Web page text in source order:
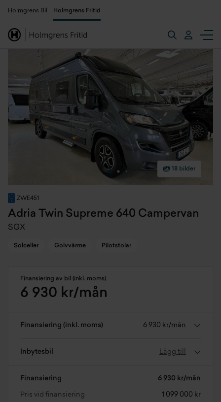
Holmgrens Bil Holmgrens Fritid
18 bilder
ZWE451
Adria Twin Supreme 640 Campervan
SGX
Solceller Golvvärme Pilotstolar
Finansiering av bil (inkl. moms)
6 930 kr/mån
Finansiering (inkl. moms) 6 930 kr/mån
Inbytesbil Lägg till
Finansiering 6 930 kr/mån
Pris vid finansiering 1 099 000 kr